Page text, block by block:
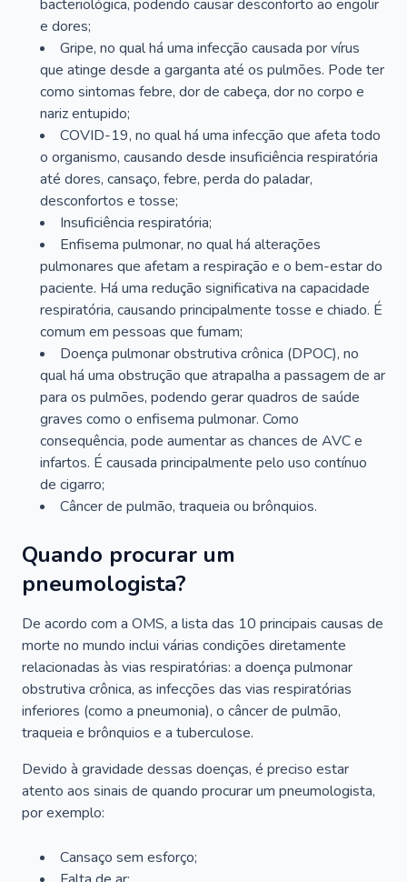
bacteriológica, podendo causar desconforto ao engolir
e dores;
Gripe, no qual há uma infecção causada por vírus
que atinge desde a garganta até os pulmões. Pode ter
como sintomas febre, dor de cabeça, dor no corpo e
nariz entupido;
COVID-19, no qual há uma infecção que afeta todo
o organismo, causando desde insuficiência respiratória
até dores, cansaço, febre, perda do paladar,
desconfortos e tosse;
Insuficiência respiratória;
Enfisema pulmonar, no qual há alterações
pulmonares que afetam a respiração e o bem-estar do
paciente. Há uma redução significativa na capacidade
respiratória, causando principalmente tosse e chiado. É
comum em pessoas que fumam;
Doença pulmonar obstrutiva crônica (DPOC), no
qual há uma obstrução que atrapalha a passagem de ar
para os pulmões, podendo gerar quadros de saúde
graves como o enfisema pulmonar. Como
consequência, pode aumentar as chances de AVC e
infartos. É causada principalmente pelo uso contínuo
de cigarro;
Câncer de pulmão, traqueia ou brônquios.
Quando procurar um
pneumologista?
De acordo com a OMS, a lista das 10 principais causas de
morte no mundo inclui várias condições diretamente
relacionadas às vias respiratórias: a doença pulmonar
obstrutiva crônica, as infecções das vias respiratórias
inferiores (como a pneumonia), o câncer de pulmão,
traqueia e brônquios e a tuberculose.
Devido à gravidade dessas doenças, é preciso estar
atento aos sinais de quando procurar um pneumologista,
por exemplo:
Cansaço sem esforço;